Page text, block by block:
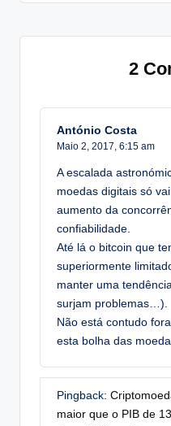
2
António Costa
Maio 2, 2017, 6:15 am
A escalada
moedas digitais só
aumento da
confiabilidade.
Até lá o bitcoin que
superiormente
manter uma
surjam problemas…).
Não está contudo
esta bolha das
Pingback:
maior que o PIB de